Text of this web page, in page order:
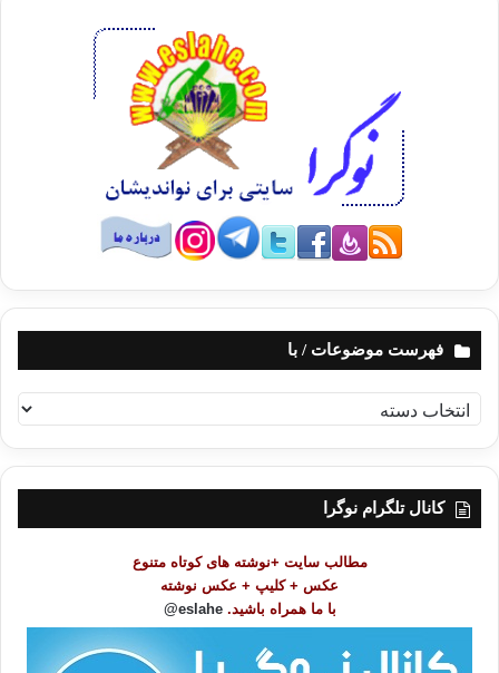
فهرست موضوعات / با
ه
ر
کانال تلگرام نوگرا
مطالب سایت +نوشته های کوتاه متنوع
عکس + کلیپ + عکس نوشته
با ما همراه باشید. eslahe@